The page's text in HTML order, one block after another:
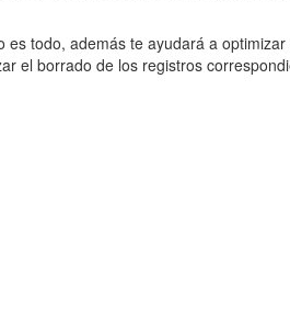
todo, además te ayudará a
el borrado de los registros